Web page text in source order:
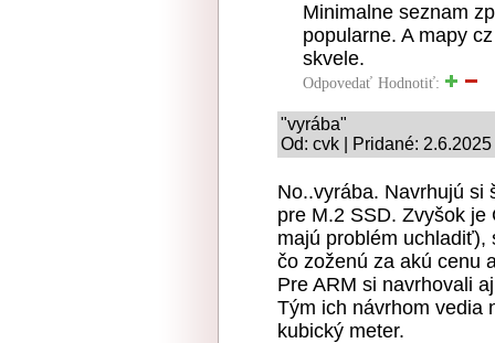
Minimalne seznam
popularne. A mapy
skvele.
Odpovedať Hodnotiť:
"vyrába"
Od: cvk | Pridané: 2.6.2025
No..vyrába. Navrhujú si
pre M.2 SSD. Zvyšok je
majú problém
čo zoženú za akú cenu
Pre ARM si navrhovali
Tým ich návrhom vedia
kubický meter.